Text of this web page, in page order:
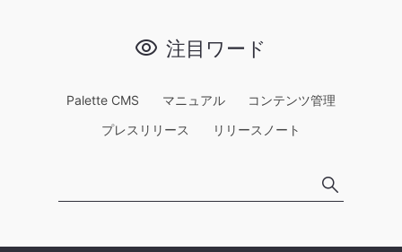
注目ワード
Palette CMS マニュアル
コンテンツ管理
プレスリリース
リリースノート